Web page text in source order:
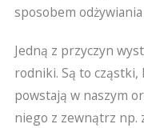
sposobem
Jedną z przyczyn
rodniki. Są to
powstają w naszym
niego z zewnątrz np.